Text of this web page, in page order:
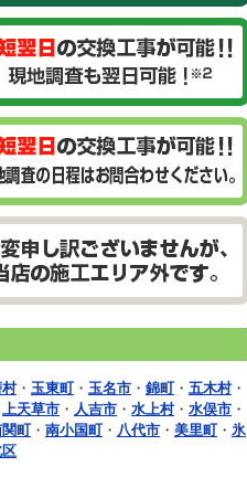
・ 玉東町・ 玉名市 ・ 錦町・ 五木村・
上天草市 ・ 人吉市 ・ 水上村・ 水俣市 ・
町・ 南小国町・ 八代市 ・ 美里町・ 氷